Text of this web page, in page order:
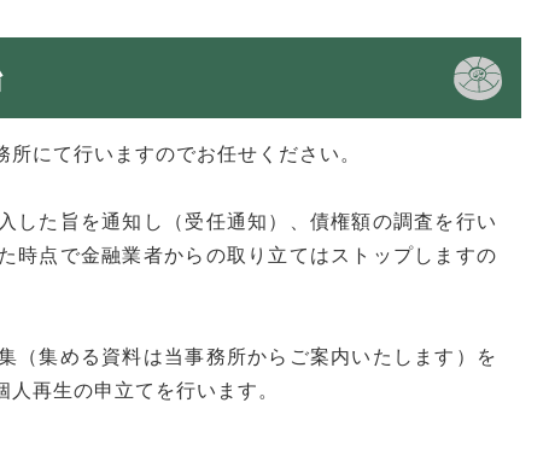
にて行いますのでお任せください。
した旨を通知し（受任通知）、債権額の調査を行い
時点で金融業者からの取り立てはストップしますの
（集める資料は当事務所からご案内いたします）を
再生の申立てを行います。